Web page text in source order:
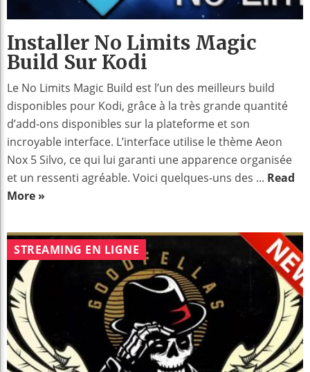
Installer No Limits Magic
Build Sur Kodi
Le No Limits Magic Build est l’un des meilleurs build
disponibles pour Kodi, grâce à la très grande quantité
d’add-ons disponibles sur la plateforme et son
incroyable interface. L’interface utilise le thème Aeon
Nox 5 Silvo, ce qui lui garanti une apparence organisée
et un ressenti agréable. Voici quelques-uns des ... Read
More »
STREAMING EN LIGNE